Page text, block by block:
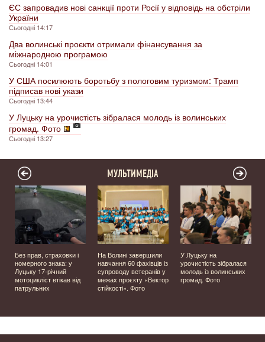
ЄС запровадив нові санкції проти Росії у відповідь на обстріли
України
Сьогодні 14:17
Два волинські проєкти отримали фінансування за
міжнародною програмою
Сьогодні 14:01
У США посилюють боротьбу з пологовим туризмом: Трамп
підписав нові укази
Сьогодні 13:44
У Луцьку на урочистість зібралася молодь із волинських
громад. Фото
Сьогодні 13:27
МУЛЬТИМЕДІА
Без прав, страховки і
номерного знака: у
Луцьку 17-річний
мотоцикліст втікав від
патрульних
На Волині завершили
навчання 60 фахівців із
супроводу ветеранів у
межах проєкту «Вектор
стійкості». Фото
У Луцьку на
урочистість зібралася
молодь із волинських
громад. Фото